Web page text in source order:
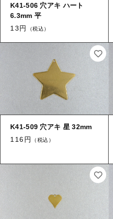
K41-506 穴アキ ハート
6.3mm 平
13円
（税込）
K41-509 穴アキ 星 32mm
116円
（税込）
【留め金具】 丸カン・
【留め金具】 イヤリング
【留め金具】 クリップ
【留め金具】 マスク用
【留め金具】 ネクタイ
【留め金具】 スライダー
【留め金具】 ループタ
【留め金具】 スカーフ留
【表金具
【留め金具】
【留め金具】 丸
【留め金
【留め金具
【留め金具】
【留め金具】 マ
【留め金具】